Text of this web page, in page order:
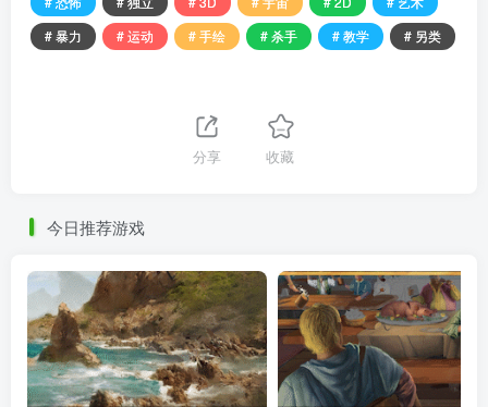
# 暴力
# 运动 # 手绘 # 杀手 # 教学 # 另类
分享 收藏
今日推荐游戏